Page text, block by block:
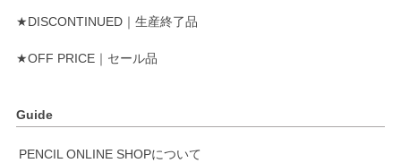
★DISCONTINUED｜生産終了品
★OFF PRICE｜セール品
Guide
PENCIL ONLINE SHOPについて